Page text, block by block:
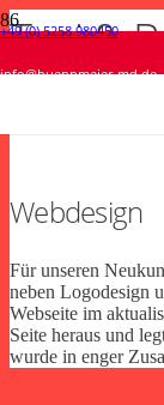
+49 (0) 5258 980450
info@hueppmeier-md.de
Taxi &
Webdesign
Für unseren
neben Logodesign
Webseite im
Seite heraus und
wurde in enger
Hella •
Beauty &
Tierärztliche